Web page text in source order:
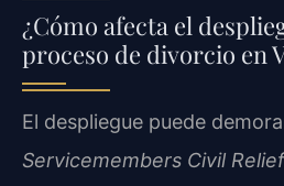
¿Cómo afecta el
proceso de divorcio en
El despliegue puede
Servicemembers Civil